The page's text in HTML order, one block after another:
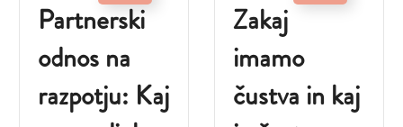
Partnerski
odnos na
razpotju: Kaj
Zakaj
imamo
čustva in kaj